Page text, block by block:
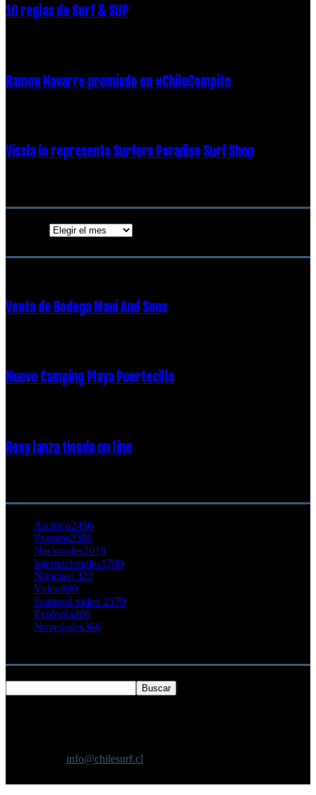
10 reglas de Surf & SUP
Ramon Navarro premiado en #ChileCompite
Vissla lo representa Surfers Paradise Surf Shop
Venta de Bodega Maui And Sons
Nuevo Camping Playa Puertecillo
Roxy lanza tienda on line
Archivo2456
Eventos2386
Nacionales2019
Internacionales1709
Noticias1322
Video880
Featured video 2579
Ecología406
Novedades366
info@chilesurf.cl